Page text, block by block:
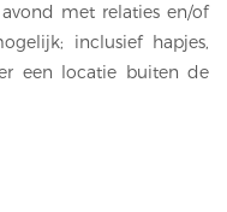
met relaties en/of
inclusief hapjes,
een locatie buiten de